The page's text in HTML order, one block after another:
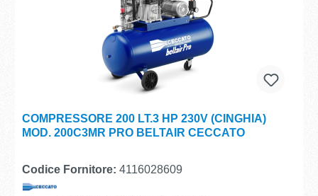
COMPRESSORE 200 LT.3 HP 230V (CINGHIA)
MOD. 200C3MR PRO BELTAIR CECCATO
Codice Fornitore: 4116028609